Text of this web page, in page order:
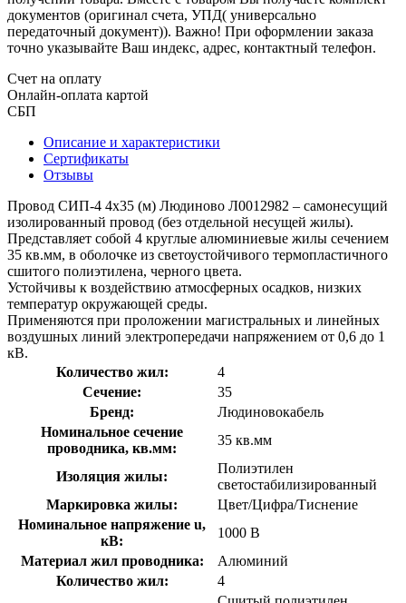
документов (оригинал счета, УПД( универсально
передаточный документ)). Важно! При оформлении заказа
точно указывайте Ваш индекс, адрес, контактный телефон.
Счет на оплату
Онлайн-оплата картой
СБП
Описание и характеристики
Сертификаты
Отзывы
Провод СИП-4 4х35 (м) Людиново Л0012982 – самонесущий
изолированный провод (без отдельной несущей жилы).
Представляет собой 4 круглые алюминиевые жилы сечением
35 кв.мм, в оболочке из светоустойчивого термопластичного
сшитого полиэтилена, черного цвета.
Устойчивы к воздействию атмосферных осадков, низких
температур окружающей среды.
Применяются при проложении магистральных и линейных
воздушных линий электропередачи напряжением от 0,6 до 1
кВ.
Количество жил:
4
Сечение:
35
Бренд:
Людиновокабель
Номинальное сечение
проводника, кв.мм:
35 кв.мм
Изоляция жилы:
Полиэтилен
светостабилизированный
Маркировка жилы:
Цвет/Цифра/Тиснение
Номинальное напряжение u,
кВ:
1000 В
Материал жил проводника:
Алюминий
Количество жил:
4